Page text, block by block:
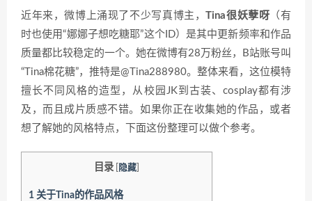
近年来，微博上涌现了不少写真博主，Tina很妖孽呀 （有
时也使用“娜娜子想吃糖耶”这个ID）是其中更新频率和作品
质量都比较稳定的一个。她在微博有28万粉丝，B站账号叫
“Tina棉花糖”，推特是@Tina288980。整体来看，这位模特
擅长不同风格的造型，从校园JK到古装、cosplay都有涉
及，而且成片质感不错。如果你正在收集她的作品，或者
想了解她的风格特点，下面这份整理可以做个参考。
目录 隐藏
1 关于Tina的作品风格